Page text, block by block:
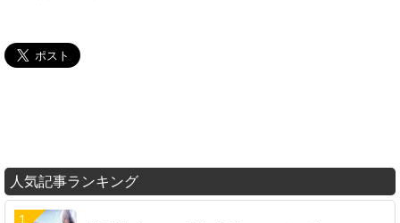
人気記事ランキング